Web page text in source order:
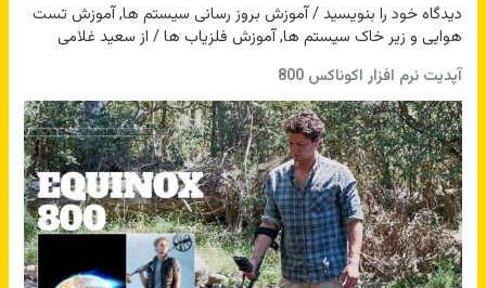
دیدگاه‌ خود را بنویسید /آموزش بروز رسانی سیستم ها,آموزش تست
هوایی و زیر خاک سیستم ها,آموزش فلزیاب ها/ از سعید غلامی
آپدیت نرم افزار اکوناکس 800